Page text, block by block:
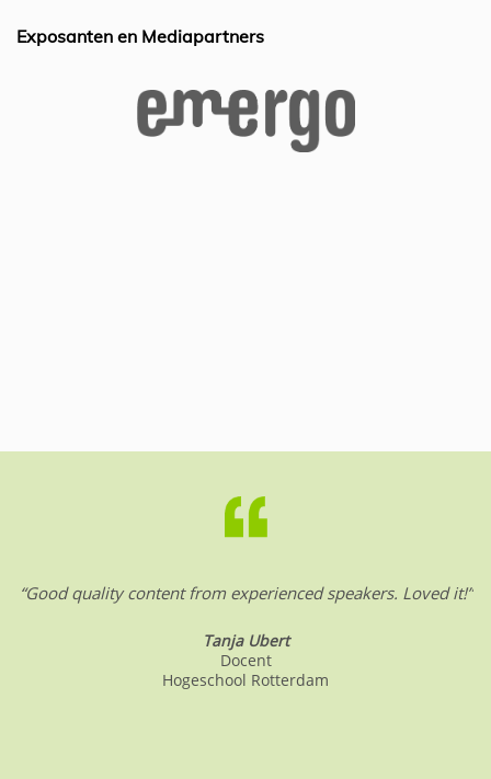
k
Exposanten en Mediapartners
“Good quality content from experienced speakers. Loved it!”
Tanja Ubert
Docent
Hogeschool Rotterdam